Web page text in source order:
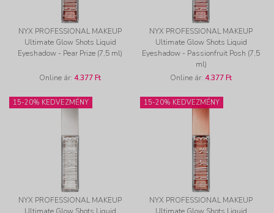
NYX PROFESSIONAL MAKEUP
Ultimate Glow Shots Liquid
Eyeshadow - Pear Prize (7,5 ml)
Online ár: 4.377 Ft
NYX PROFESSIONAL MAKEUP
Ultimate Glow Shots Liquid
Eyeshadow - Passionfruit Posh (7,5
ml)
Online ár: 4.377 Ft
15-20% KEDVEZMÉNY
NYX PROFESSIONAL MAKEUP
15-20% KEDVEZMÉNY
NYX PROFESSIONAL MAKEUP